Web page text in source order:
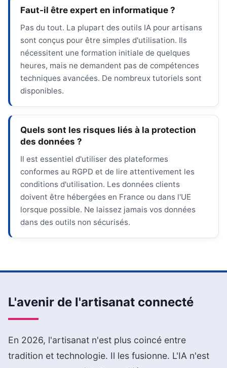
Faut-il être expert en informatique ?
Pas du tout. La plupart des outils IA pour artisans
sont conçus pour être simples d'utilisation. Ils
nécessitent une formation initiale de quelques
heures, mais ne demandent pas de compétences
techniques avancées. De nombreux tutoriels sont
disponibles.
Quels sont les risques liés à la protection
des données ?
Il est essentiel d'utiliser des plateformes
conformes au RGPD et de lire attentivement les
conditions d'utilisation. Les données clients
doivent être hébergées en France ou dans l'UE
lorsque possible. Ne laissez jamais vos données
dans des outils non sécurisés.
L'avenir de l'artisanat connecté
En 2026, l'artisanat n'est plus coincé entre
tradition et technologie. Il les fusionne. L'IA n'est